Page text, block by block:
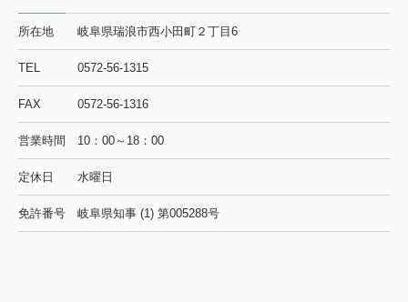
所在地 岐阜県瑞浪市西小田町２丁目6
TEL 0572-56-1315
FAX 0572-56-1316
営業時間 10：00～18：00
定休日 水曜日
免許番号 岐阜県知事 (1) 第005288号